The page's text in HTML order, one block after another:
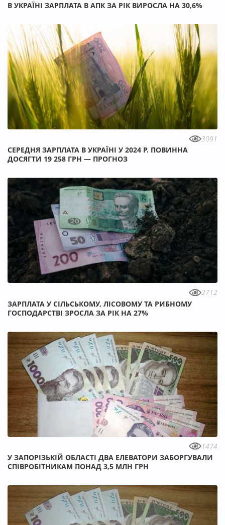
В УКРАЇНІ ЗАРПЛАТА В АПК ЗА РІК ВИРОСЛА НА 30,6%
3091
СЕРЕДНЯ ЗАРПЛАТА В УКРАЇНІ У 2024 Р. ПОВИННА
ДОСЯГТИ 19 258 ГРН — ПРОГНОЗ
2712
ЗАРПЛАТА У СІЛЬСЬКОМУ, ЛІСОВОМУ ТА РИБНОМУ
ГОСПОДАРСТВІ ЗРОСЛА ЗА РІК НА 27%
1474
У ЗАПОРІЗЬКІЙ ОБЛАСТІ ДВА ЕЛЕВАТОРИ ЗАБОРГУВАЛИ
СПІВРОБІТНИКАМ ПОНАД 3,5 МЛН ГРН